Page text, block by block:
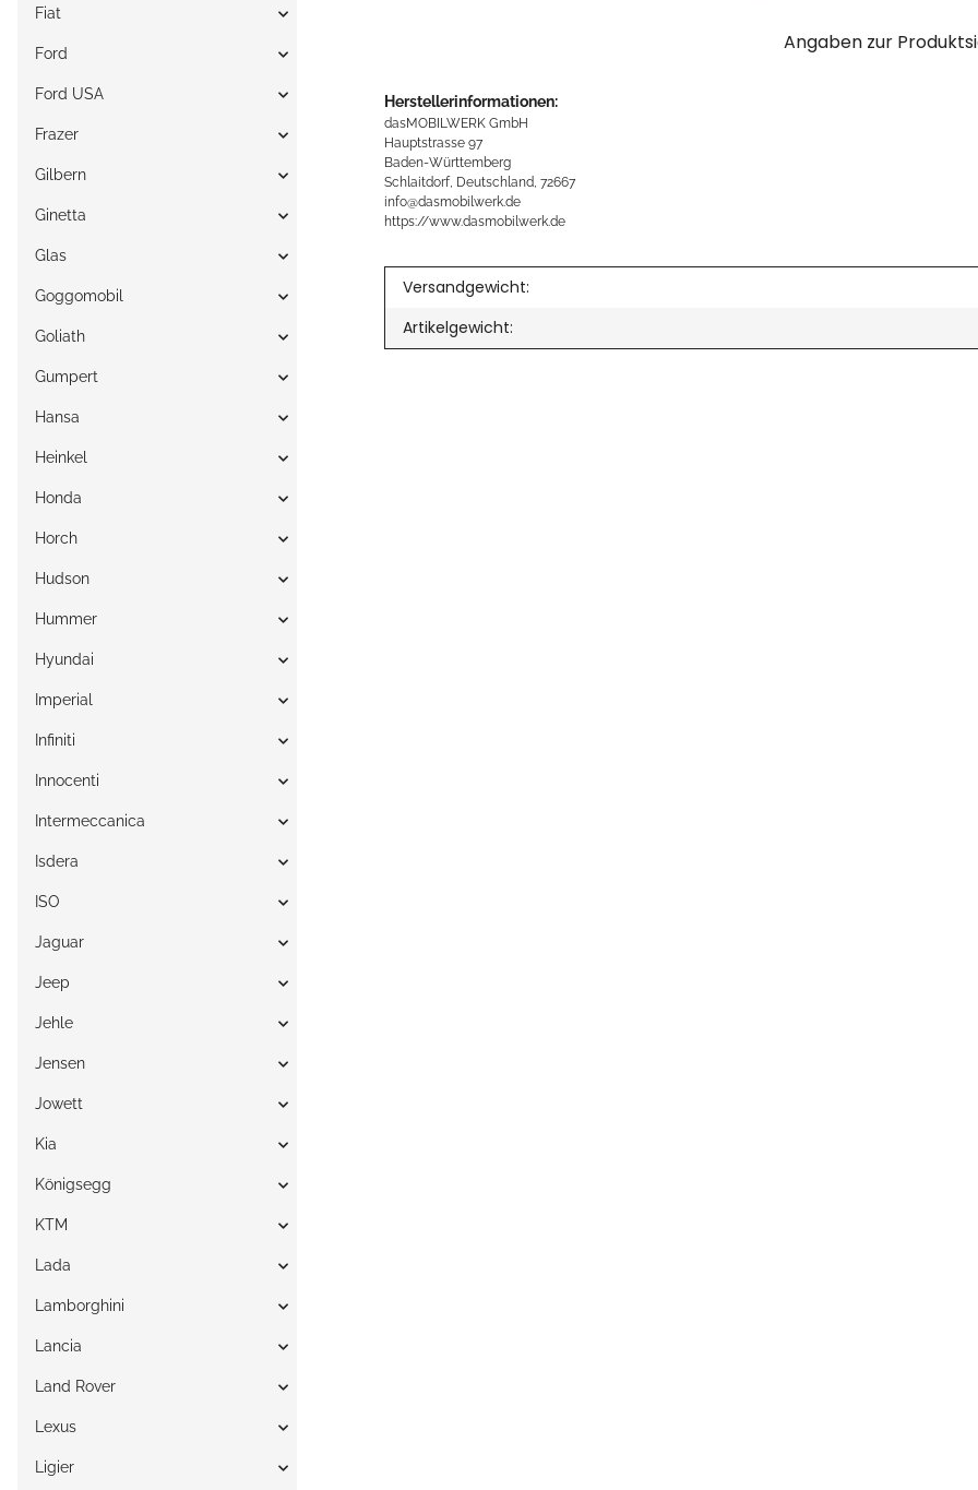
Angaben zur
Herstellerinformationen:
dasMOBILWERK GmbH
Hauptstrasse 97
Baden-Württemberg
Schlaitdorf, Deutschland, 72667
info@dasmobilwerk.de
https://www.dasmobilwerk.de
Versandgewicht:
Artikelgewicht:
Fiat
Ford
Ford USA
Frazer
Gilbern
Ginetta
Glas
Goggomobil
Goliath
Gumpert
Hansa
Heinkel
Honda
Horch
Hudson
Hummer
Hyundai
Imperial
Infiniti
Innocenti
Intermeccanica
Isdera
ISO
Jaguar
Jeep
Jehle
Jensen
Jowett
Kia
Königsegg
KTM
Lada
Lamborghini
Lancia
Land Rover
Lexus
Ligier